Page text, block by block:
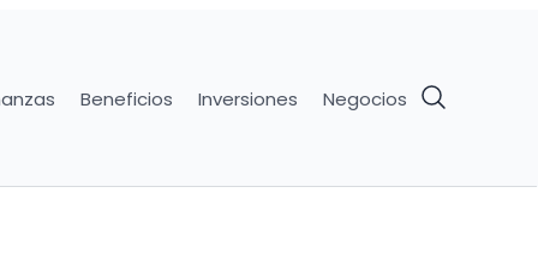
Beneficios Inversiones Negocios